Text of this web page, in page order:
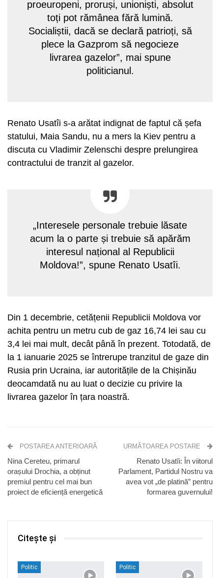
proeuropeni, proruși, unioniști, absolut
toți pot rămânea fără lumină.
Socialiștii, dacă se declară patrioți, să
plece la Gazprom să negocieze
livrarea gazelor”, mai spune
politicianul.
Renato Usatîi s-a arătat indignat de faptul că șefa
statului, Maia Sandu, nu a mers la Kiev pentru a
discuta cu Vladimir Zelenschi despre prelungirea
contractului de tranzit al gazelor.
„Interesele personale trebuie lăsate
acum la o parte și trebuie să apărăm
interesul național al Republicii
Moldova!”, spune Renato Usatîi.
Din 1 decembrie, cetățenii Republicii Moldova vor
achita pentru un metru cub de gaz 16,74 lei sau cu
3,4 lei mai mult, decât până în prezent. Totodată, de
la 1 ianuarie 2025 se întrerupe tranzitul de gaze din
Rusia prin Ucraina, iar autoritățile de la Chișinău
deocamdată nu au luat o decizie cu privire la
livrarea gazelor în țara noastră.
POSTAREA ANTERIOARĂ
Nina Cereteu, primarul
orașului Drochia, a obținut
premiul pentru cel mai bun
proiect de eficiență energetică
URMĂTOAREA POSTARE
Renato Usatîi: În viitorul
Parlament, Partidul Nostru va
avea vot „de platină” pentru
formarea guvernului!
Citește și
Politic Politic